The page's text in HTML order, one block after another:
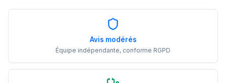
Avis modérés
Équipe indépendante, conforme RGPD